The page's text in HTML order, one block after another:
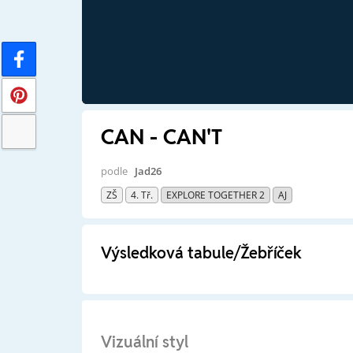
CAN - CAN'T
podle Jad26
ZŠ 4. Tř. EXPLORE TOGETHER 2 AJ
Výsledková tabule/Žebříček
Vizuální styl